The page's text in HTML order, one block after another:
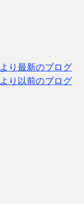
より最新のブログ
より以前のブログ